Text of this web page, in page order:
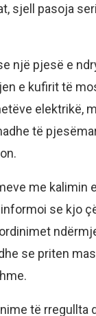
sjell pasoja
një pjesë e
e kufirit të
elektrikë,
të
me kalimin
se kjo
se priten
të rregullta